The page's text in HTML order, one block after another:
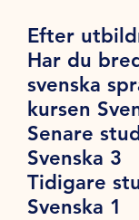
Efter
Har du
svenska
kursen
Senare
Svenska 3
Tidigare
Svenska 1